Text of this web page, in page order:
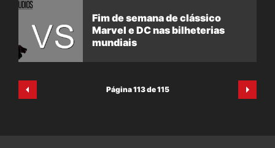
Fim de semana de clássico
Marvel e DC nas bilheterias
mundiais
Página 113 de 115